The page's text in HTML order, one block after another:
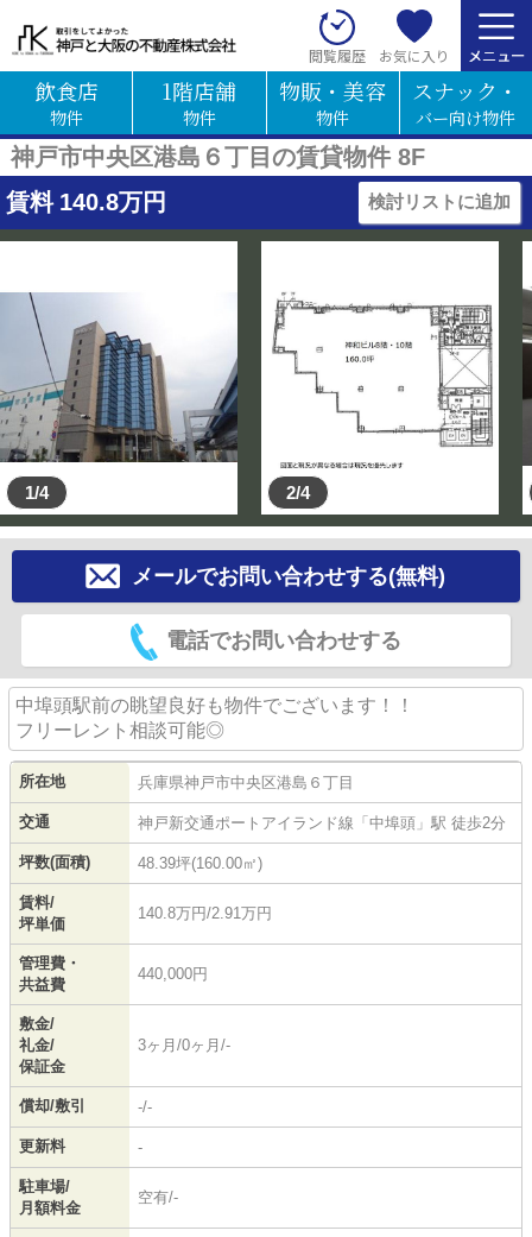
閲覧履歴 お気に入り
飲食店
物件
1階店舗
物件
物販・美容
物件
スナック・
バー向け物件
神戸市中央区港島６丁目の賃貸物件 8F
賃料 140.8万円 検討リストに追加
1/4 2/4
メールでお問い合わせする(無料)
電話でお問い合わせする
中埠頭駅前の眺望良好も物件でございます！！
フリーレント相談可能◎
所在地 兵庫県神戸市中央区港島 ６丁目
交通 神戸新交通ポートアイランド線 「 中埠頭 」駅 徒歩2分
坪数(面積) 48.39坪(160.00㎡)
賃料/
坪単価
140.8万円/2.91万円
管理費・
共益費
440,000円
敷金/
礼金/
保証金
3ヶ月/0ヶ月/-
償却/敷引 -/-
更新料 -
駐車場/
月額料金
空有/-